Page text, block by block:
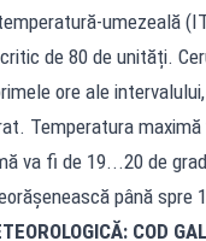
umezeală
de 80 de unități.
ore ale
Temperatura
va fi de 19...20 de
până spre
COD